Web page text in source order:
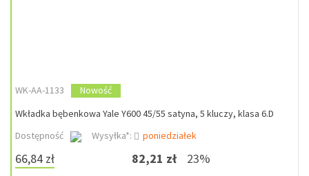
WK-AA-1133
Nowość
Wkładka bębenkowa Yale Y600 45/55 satyna, 5 kluczy, klasa 6.D
Dostępność
Wysyłka*: poniedziałek
66,84 zł 82,21 zł 23%